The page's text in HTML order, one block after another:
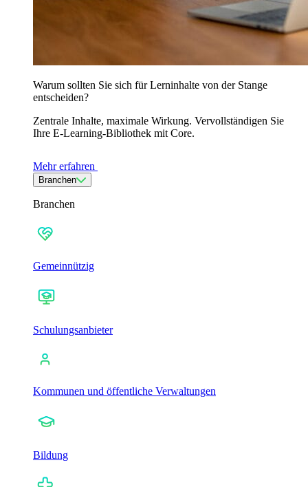
Warum sollten Sie sich für Lerninhalte von der Stange
entscheiden?
Zentrale Inhalte, maximale Wirkung. Vervollständigen Sie
Ihre E-Learning-Bibliothek mit Core.
Mehr erfahren
Branchen
Branchen
Gemeinnützig
Schulungsanbieter
Kommunen und öffentliche Verwaltungen
Bildung